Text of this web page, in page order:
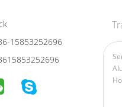
15853252696